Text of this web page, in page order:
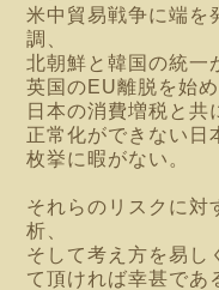
米中貿易戦争に端を
調、
北朝鮮と韓国の統一
英国のEU離脱を始
日本の消費増税と共
正常化ができない日
枚挙に暇がない。
それらのリスクに対
析、
そして考え方を易し
て頂ければ幸甚であ